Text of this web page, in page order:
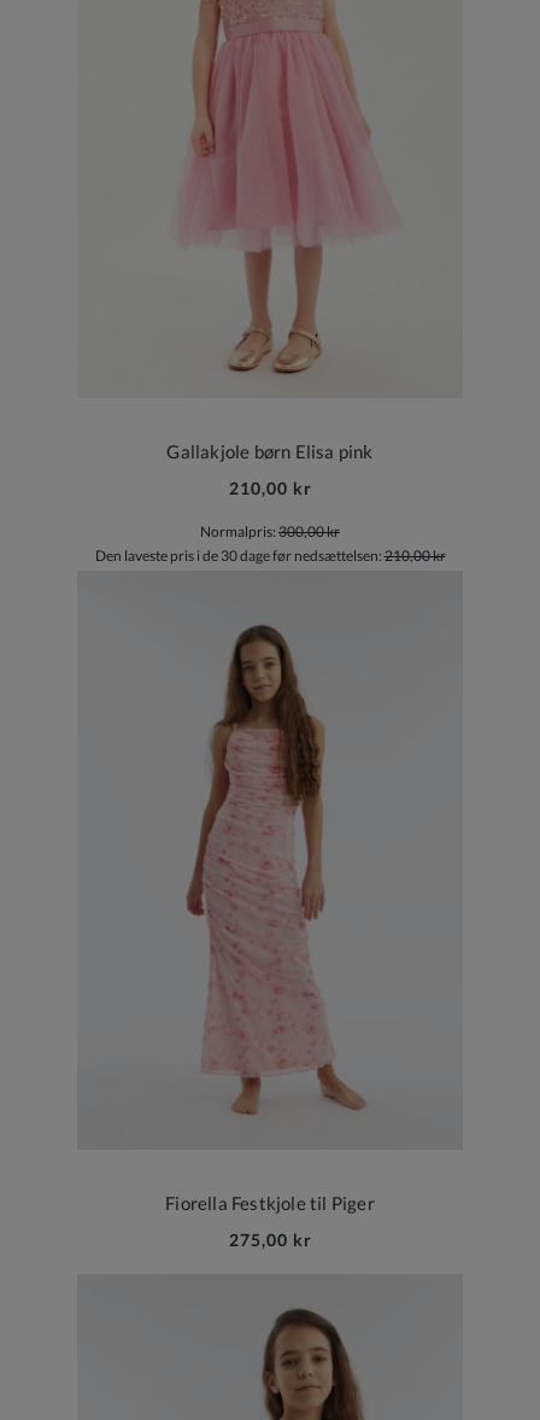
Gallakjole børn Elisa pink
210,00 kr
Normalpris: 300,00 kr
Den laveste pris i de 30 dage før nedsættelsen:210,00 kr
Fiorella Festkjole til Piger
275,00 kr